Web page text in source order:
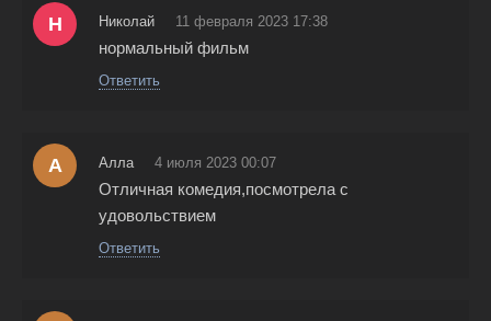
Н Николай 11 февраля 2023 17:38
нормальный фильм
Ответить
А Алла 4 июля 2023 00:07
Отличная комедия,посмотрела с
удовольствием
Ответить